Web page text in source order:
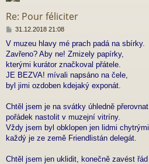
Re: Pour féliciter
P
í
s
p
ě
v
e
31.12.2018 21:08
V muzeu hlavy mé prach padá na sbírky.
Zavřeno? Aby ne! Zmizely papírky,
kterými kurátor značkoval přátele.
JE BEZVA! mívali napsáno na čele,
byl jimi ozdoben kdejaký exponát.
Chtěl jsem je na svátky úhledně přerovnat,
pořádek nastolit v muzejní vitríny.
Vždy jsem byl obklopen jen lidmi chytrými,
každý je ze země Friendlistán delegát.
Chtěl jsem jen uklidit, konečně zavést řád